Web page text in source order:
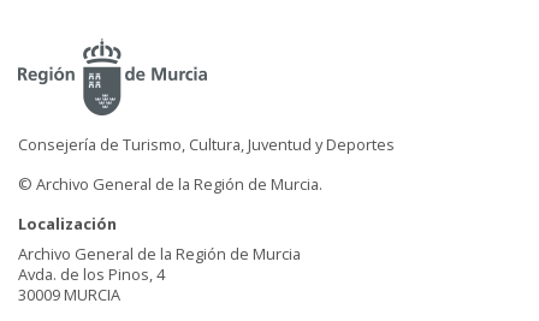
Consejería de Turismo, Cultura, Juventud y Deportes
© Archivo General de la Región de Murcia.
Localización
Archivo General de la Región de Murcia
Avda. de los Pinos, 4
30009 MURCIA